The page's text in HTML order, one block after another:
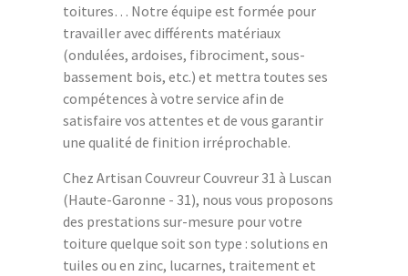
toitures… Notre équipe est formée pour
travailler avec différents matériaux
(ondulées, ardoises, fibrociment, sous-
bassement bois, etc.) et mettra toutes ses
compétences à votre service afin de
satisfaire vos attentes et de vous garantir
une qualité de finition irréprochable.
Chez Artisan Couvreur Couvreur 31 à Luscan
(Haute-Garonne - 31), nous vous proposons
des prestations sur-mesure pour votre
toiture quelque soit son type : solutions en
tuiles ou en zinc, lucarnes, traitement et